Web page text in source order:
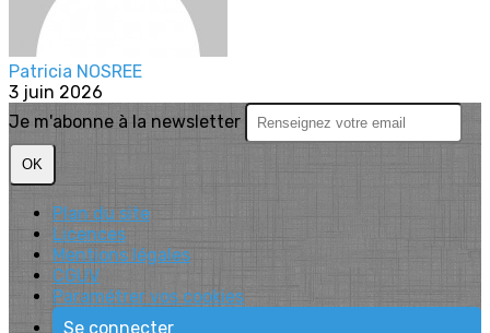
Patricia NOSREE
3 juin 2026
Je m'abonne à la newsletter
OK
Plan du site
Licences
Mentions légales
CGUV
Paramétrer vos cookies
Se connecter